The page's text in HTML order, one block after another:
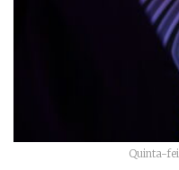
Quinta-